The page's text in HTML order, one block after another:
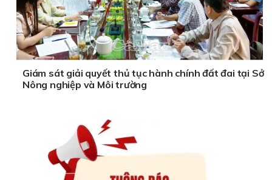
Giám sát giải quyết thủ tục hành chính đất đai tại Sở
Nông nghiệp và Môi trường